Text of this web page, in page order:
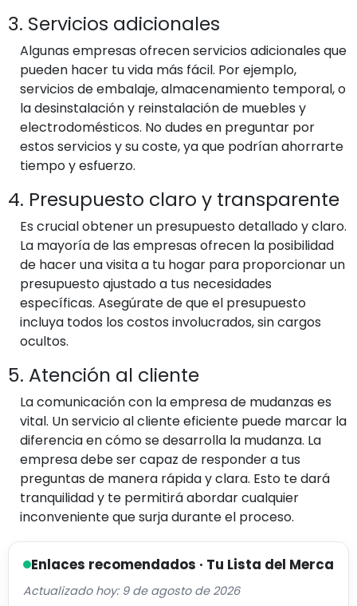
3. Servicios adicionales
Algunas empresas ofrecen servicios adicionales que
pueden hacer tu vida más fácil. Por ejemplo,
servicios de embalaje, almacenamiento temporal, o
la desinstalación y reinstalación de muebles y
electrodomésticos. No dudes en preguntar por
estos servicios y su coste, ya que podrían ahorrarte
tiempo y esfuerzo.
4. Presupuesto claro y transparente
Es crucial obtener un presupuesto detallado y claro.
La mayoría de las empresas ofrecen la posibilidad
de hacer una visita a tu hogar para proporcionar un
presupuesto ajustado a tus necesidades
específicas. Asegúrate de que el presupuesto
incluya todos los costos involucrados, sin cargos
ocultos.
5. Atención al cliente
La comunicación con la empresa de mudanzas es
vital. Un servicio al cliente eficiente puede marcar la
diferencia en cómo se desarrolla la mudanza. La
empresa debe ser capaz de responder a tus
preguntas de manera rápida y clara. Esto te dará
tranquilidad y te permitirá abordar cualquier
inconveniente que surja durante el proceso.
Enlaces recomendados · Tu Lista del Merca
Actualizado hoy: 9 de agosto de 2026